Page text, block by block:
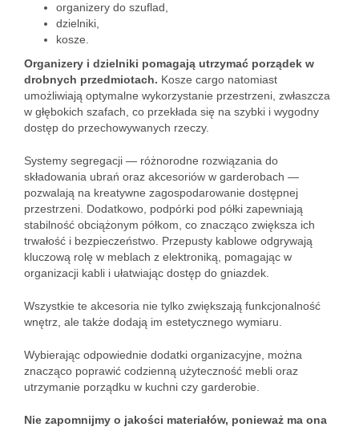
organizery do szuflad,
dzielniki,
kosze.
Organizery i dzielniki pomagają utrzymać porządek w
drobnych przedmiotach. Kosze cargo natomiast
umożliwiają optymalne wykorzystanie przestrzeni, zwłaszcza
w głębokich szafach, co przekłada się na szybki i wygodny
dostęp do przechowywanych rzeczy.
Systemy segregacji — różnorodne rozwiązania do
składowania ubrań oraz akcesoriów w garderobach —
pozwalają na kreatywne zagospodarowanie dostępnej
przestrzeni. Dodatkowo, podpórki pod półki zapewniają
stabilność obciążonym półkom, co znacząco zwiększa ich
trwałość i bezpieczeństwo. Przepusty kablowe odgrywają
kluczową rolę w meblach z elektroniką, pomagając w
organizacji kabli i ułatwiając dostęp do gniazdek.
Wszystkie te akcesoria nie tylko zwiększają funkcjonalność
wnętrz, ale także dodają im estetycznego wymiaru.
Wybierając odpowiednie dodatki organizacyjne, można
znacząco poprawić codzienną użyteczność mebli oraz
utrzymanie porządku w kuchni czy garderobie.
Nie zapomnijmy o jakości materiałów, ponieważ ma ona